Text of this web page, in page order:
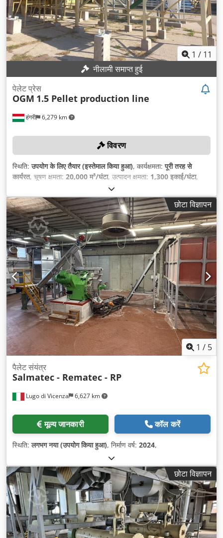
1 / 11
नीलामी समाप्त हुई
हंगरी 6,279 km
पेलेट प्रेस
OGM 1.5 Pellet production line
विवरण
स्थिति:उपयोग के लिए तैयार (इस्तेमाल किया हुआ), कार्यक्षमता:पूरी तरह से
कार्यरत, चूषण क्षमता: 20,000 म³/घंटा, उत्पादन क्षमता: 1,300 इकाई/घंटा,
छोटा विज्ञापन
1 / 5
Lugo di Vicenza 6,627 km
पैलेट संयंत्र
Salmatec - Rematec - RP
मूल्य जानकारी कॉल करें
स्थिति:लगभग नया (उपयोग किया हुआ), निर्माण वर्ष: 2024,
छोटा विज्ञापन